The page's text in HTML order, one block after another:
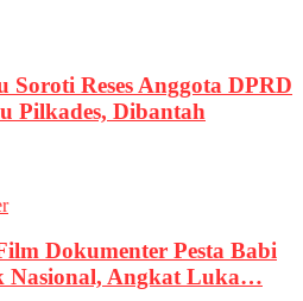
Reses Anggota DPRD
Pilkades, Dibantah
Dokumenter Pesta Babi
Nasional, Angkat Luka…